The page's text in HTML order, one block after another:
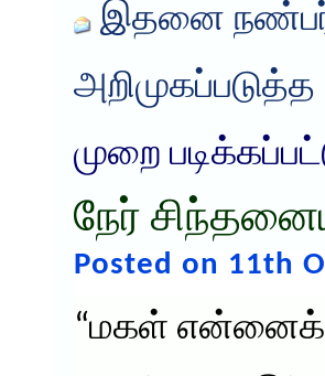
இதனை
அறிமுகப்படுத்த
முறை
நேர்
Posted on 11th
“மகள் என்னைக்